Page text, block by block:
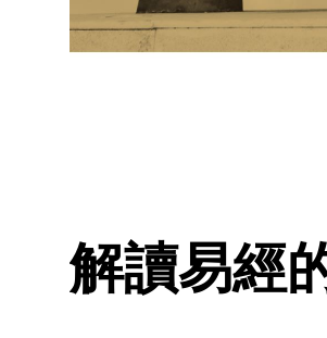
解讀易經